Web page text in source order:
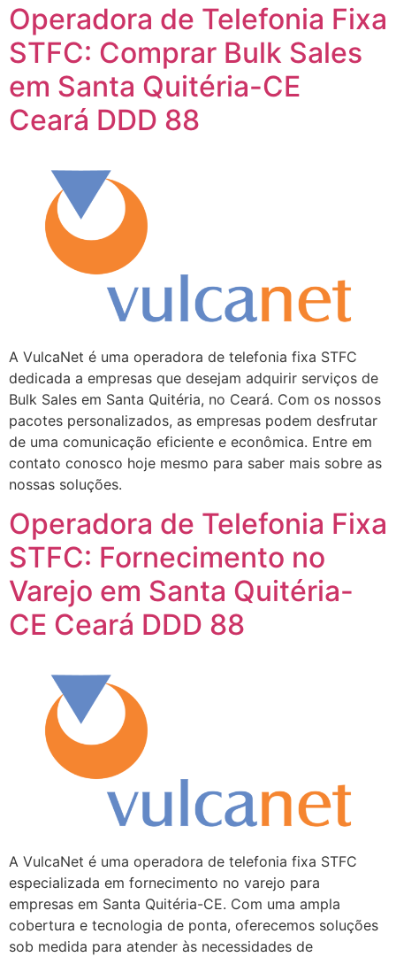
Operadora de Telefonia Fixa
STFC: Comprar Bulk Sales
em Santa Quitéria-CE
Ceará DDD 88
A VulcaNet é uma operadora de telefonia fixa STFC
dedicada a empresas que desejam adquirir serviços de
Bulk Sales em Santa Quitéria, no Ceará. Com os nossos
pacotes personalizados, as empresas podem desfrutar
de uma comunicação eficiente e econômica. Entre em
contato conosco hoje mesmo para saber mais sobre as
nossas soluções.
Operadora de Telefonia Fixa
STFC: Fornecimento no
Varejo em Santa Quitéria-
CE Ceará DDD 88
A VulcaNet é uma operadora de telefonia fixa STFC
especializada em fornecimento no varejo para
empresas em Santa Quitéria-CE. Com uma ampla
cobertura e tecnologia de ponta, oferecemos soluções
sob medida para atender às necessidades de